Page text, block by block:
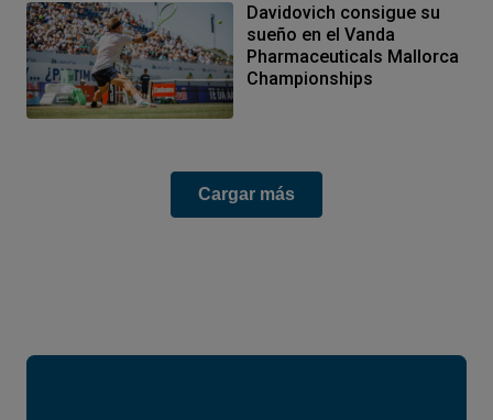
Davidovich consigue su
sueño en el Vanda
Pharmaceuticals Mallorca
Championships
Cargar más